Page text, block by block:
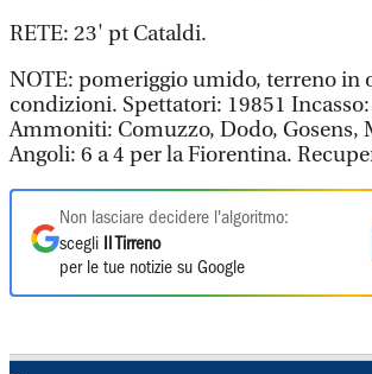
RETE: 23' pt Cataldi.
NOTE: pomeriggio umido, terreno in
condizioni. Spettatori: 19851
Ammoniti: Comuzzo, Dodo, Gosens,
Angoli: 6 a 4 per la Fiorentina.
Non lasciare decidere l'algoritmo:
scegli
Il Tirreno
per le tue notizie su Google